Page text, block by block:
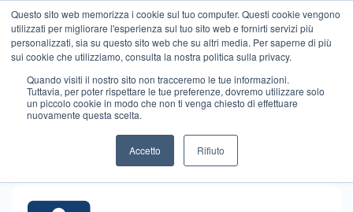
Questo sito web memorizza i cookie sul tuo computer. Questi cookie vengono
utilizzati per migliorare l'esperienza sul tuo sito web e fornirti servizi più
personalizzati, sia su questo sito web che su altri media. Per saperne di più
sui cookie che utilizziamo, consulta la nostra politica sulla privacy.
Quando visiti il ​​nostro sito non tracceremo le tue informazioni.
Tuttavia, per poter rispettare le tue preferenze, dovremo utilizzare solo
un piccolo cookie in modo che non ti venga chiesto di effettuare
nuovamente questa scelta.
Accetto Rifiuto